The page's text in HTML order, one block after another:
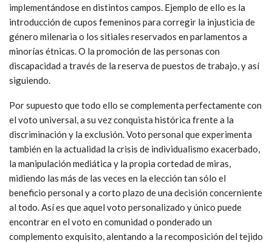
implementándose en distintos campos. Ejemplo de ello es la
introducción de cupos femeninos para corregir la injusticia de
género milenaria o los sitiales reservados en parlamentos a
minorías étnicas. O la promoción de las personas con
discapacidad a través de la reserva de puestos de trabajo, y así
siguiendo.
Por supuesto que todo ello se complementa perfectamente con
el voto universal, a su vez conquista histórica frente a la
discriminación y la exclusión. Voto personal que experimenta
también en la actualidad la crisis de individualismo exacerbado,
la manipulación mediática y la propia cortedad de miras,
midiendo las más de las veces en la elección tan sólo el
beneficio personal y a corto plazo de una decisión concerniente
al todo. Así es que aquel voto personalizado y único puede
encontrar en el voto en comunidad o ponderado un
complemento exquisito, alentando a la recomposición del tejido